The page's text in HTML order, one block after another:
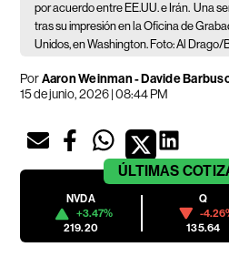
por acuerdo entre EE.UU. e Irán. Una
tras su impresión en la Oficina de
Unidos, en Washington. Foto: Al Drago/
PorAaron Weinman - Davide
15 de junio, 2026 | 08:44 PM
ÚLTIMAS
NVDA
+3.47%
219.20
Q
-
135.64